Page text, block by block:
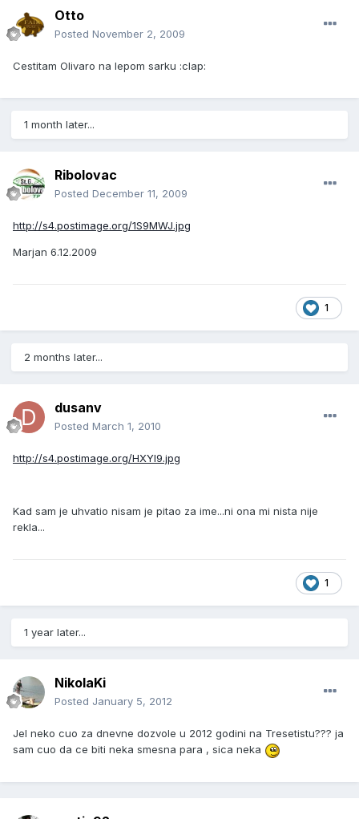
Otto
Posted November 2, 2009
Cestitam Olivaro na lepom sarku :clap:
1 month later...
Ribolovac
Posted December 11, 2009
http://s4.postimage.org/1S9MWJ.jpg
Marjan 6.12.2009
1
2 months later...
dusanv
Posted March 1, 2010
http://s4.postimage.org/HXYl9.jpg
Kad sam je uhvatio nisam je pitao za ime...ni ona mi nista nije
rekla...
1
1 year later...
NikolaKi
Posted January 5, 2012
Jel neko cuo za dnevne dozvole u 2012 godini na Tresetistu??? ja
sam cuo da ce biti neka smesna para , sica neka